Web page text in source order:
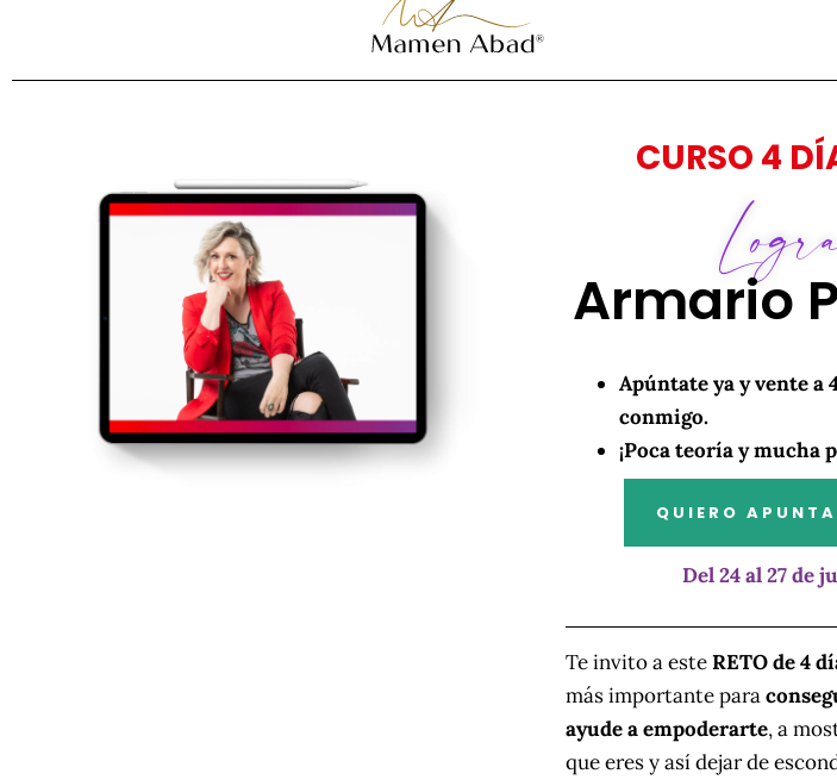
CURSO 4
Armario
Apúntate ya y vente a
conmigo.
¡Poca teoría ymucha
QUIERO
Del 24 al 27 de
Te invito a esteRETO de 4
más importante para
ayude a empoderarte, a
que eres y así dejar de